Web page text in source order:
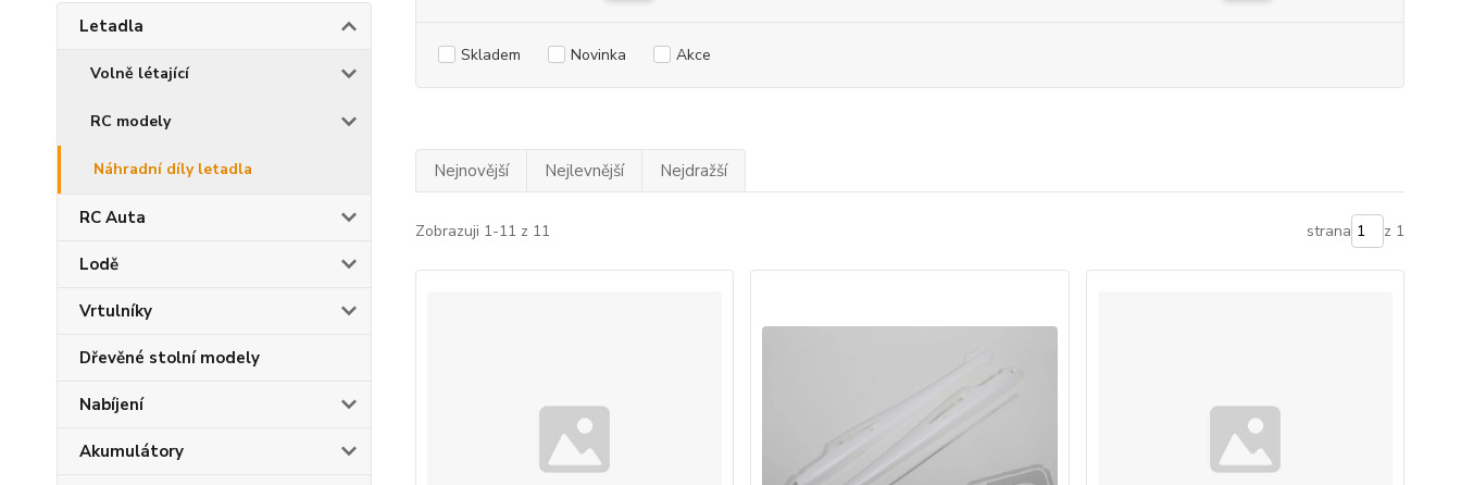
Letadla
Volně létající
RC modely
Náhradní díly letadla
RC Auta
Lodě
Vrtulníky
Dřevěné stolní modely
Nabíjení
Akumulátory
Skladem Novinka Akce
Nejnovější Nejlevnější Nejdražší
Zobrazuji 1-11 z 11 strana z 1